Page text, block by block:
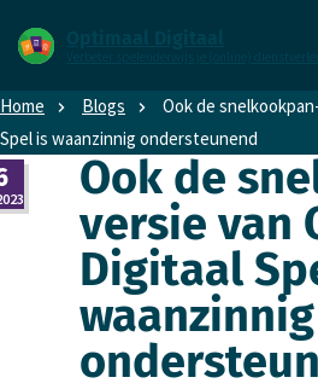
naar
de
homepage
Home Blogs
Ook de
Spel is waanzinnig ondersteunend
Ook de
versie van
Digitaal
waanzinnig